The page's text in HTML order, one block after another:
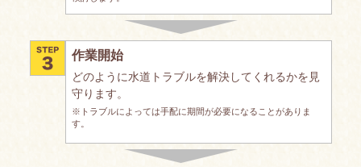
作業開始
どのように水道トラブルを解決してくれるかを見
守ります。
※トラブルによっては手配に期間が必要になることがありま
す。